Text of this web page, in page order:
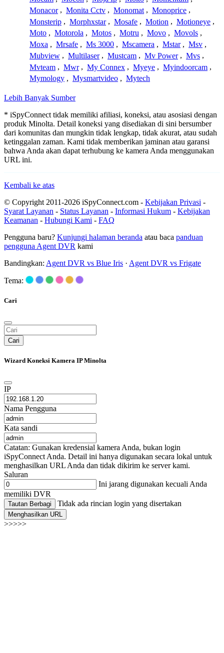
Monacor , Monita Cctv , Monomat , Monoprice ,
Monsterip , Morphxstar , Mosafe , Motion , Motioneye ,
Moto , Motorola , Motos , Motru , Movo , Movols ,
Moxa , Mrsafe , Ms 3000 , Mscamera , Mstar , Msv ,
Mubview , Multilaser , Mustcam , Mv Power , Mvs ,
Mvteam , Mwr , My Connex , Myeye , Myindoorcam ,
Mymology , Mysmartvideo , Mytech
Lebih Banyak Sumber
* iSpyConnect tidak memiliki afiliasi, koneksi, atau asosiasi dengan
produk Minolta. Detail koneksi yang disediakan di sini bersumber
dari komunitas dan mungkin tidak lengkap, tidak akurat, atau sudah
ketinggalan zaman. Kami tidak memberikan jaminan atau garansi
bahwa Anda akan dapat terhubung ke kamera Anda menggunakan
URL ini.
Kembali ke atas
© Copyright 2011-2026 iSpyConnect.com - Kebijakan Privasi -
Syarat Layanan - Status Layanan - Informasi Hukum - Kebijakan
Keamanan - Hubungi Kami - FAQ
Pengguna baru? Kunjungi halaman beranda atau baca panduan
pengguna Agent DVR kami
Bandingkan: Agent DVR vs Blue Iris · Agent DVR vs Frigate
Tema:
Cari
Cari
Wizard Koneksi Kamera IP Minolta
IP
Nama Pengguna
Kata sandi
Catatan: Gunakan kredensial kamera Anda, bukan login
iSpyConnect Anda. Detail ini hanya digunakan secara lokal untuk
menghasilkan URL Anda dan tidak dikirim ke server kami.
Saluran
Ini jarang digunakan kecuali Anda
memiliki DVR
Tautan Berbagi Tidak ada rincian login yang disertakan
Menghasilkan URL
>>>>>